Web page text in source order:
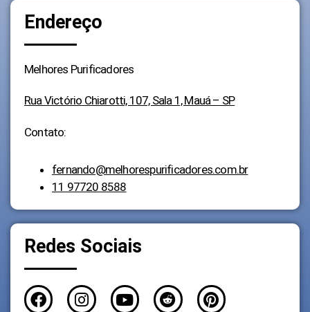
Endereço
Melhores Purificadores
Rua Victório Chiarotti, 107, Sala 1, Mauá – SP
Contato:
fernando@melhorespurificadores.com.br
11 97720 8588
Redes Sociais